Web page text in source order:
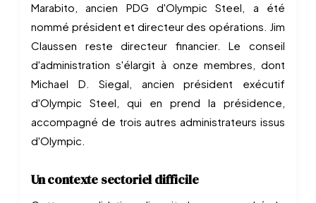
Marabito, ancien PDG d'Olympic Steel, a été
nommé président et directeur des opérations. Jim
Claussen reste directeur financier. Le conseil
d'administration s'élargit à onze membres, dont
Michael D. Siegal, ancien président exécutif
d'Olympic Steel, qui en prend la présidence,
accompagné de trois autres administrateurs issus
d'Olympic.
Un contexte sectoriel difficile